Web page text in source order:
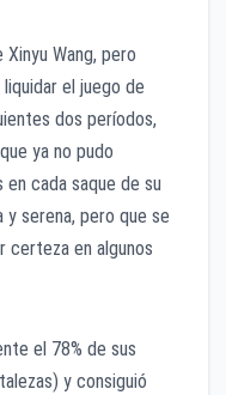
Wang, pero
el juego de
dos períodos,
ya no pudo
cada saque de su
y serena, pero que se
certeza en algunos
el 78% de sus
y consiguió